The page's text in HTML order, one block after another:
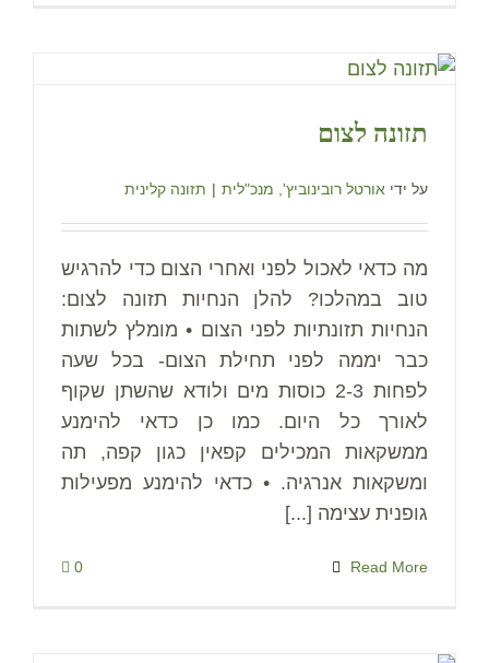
תזונה לצום
על ידי אורטל רובינוביץ', מנכ"לית | תזונה קלינית
מה כדאי לאכול לפני ואחרי הצום כדי להרגיש
טוב במהלכו? להלן הנחיות תזונה לצום:
הנחיות תזונתיות לפני הצום • מומלץ לשתות
כבר יממה לפני תחילת הצום- בכל שעה
לפחות 2-3 כוסות מים ולודא שהשתן שקוף
לאורך כל היום. כמו כן כדאי להימנע
ממשקאות המכילים קפאין כגון קפה, תה
ומשקאות אנרגיה. • כדאי להימנע מפעילות
גופנית עצימה [...]
Read More
0